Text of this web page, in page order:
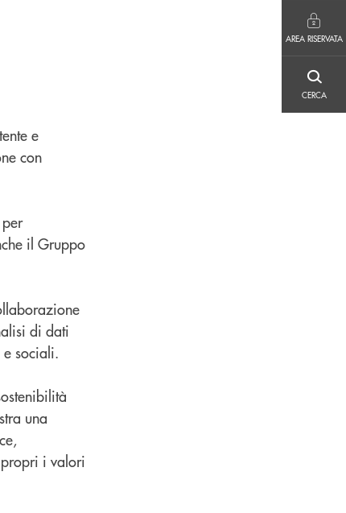
AREA RISERVATA
CERCA
e
con
il Gruppo
di dati
sociali.
una
i valori